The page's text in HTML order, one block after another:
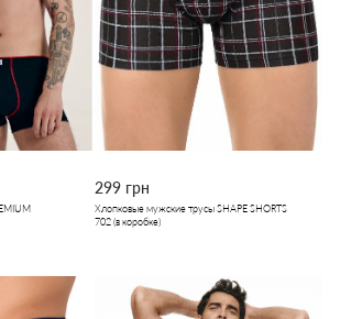
299 грн
Хлопковые мужские трусы SHAPE SHORTS
702 (в коробке)